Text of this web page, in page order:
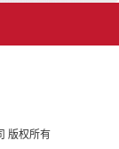
版权所有